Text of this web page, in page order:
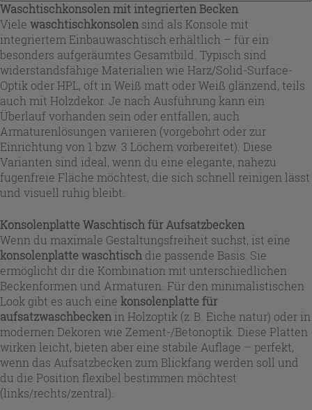
Waschtischkonsolen mit integrierten Becken
Viele waschtischkonsolen sind als Konsole mit
integriertem Einbauwaschtisch erhältlich – für ein
besonders aufgeräumtes Gesamtbild. Typisch sind
widerstandsfähige Materialien wie Harz/Solid-Surface-
Optik oder HPL, oft in Weiß matt oder Weiß glänzend, teils
auch mit Holzdekor. Je nach Ausführung kann ein
Überlauf vorhanden sein oder entfallen; auch
Armaturenlösungen variieren (vorgebohrt oder zur
Einrichtung von 1 bzw. 3 Löchern vorbereitet). Diese
Varianten sind ideal, wenn du eine elegante, nahezu
fugenfreie Fläche möchtest, die sich schnell reinigen lässt
und visuell ruhig bleibt.
Konsolenplatte Waschtisch für Aufsatzbecken
Wenn du maximale Gestaltungsfreiheit suchst, ist eine
konsolenplatte waschtisch die passende Basis: Sie
ermöglicht dir die Kombination mit unterschiedlichen
Beckenformen und Armaturen. Für den minimalistischen
Look gibt es auch eine konsolenplatte für
aufsatzwaschbecken in Holzoptik (z. B. Eiche natur) oder in
modernen Dekoren wie Zement-/Betonoptik. Diese Platten
wirken leicht, bieten aber eine stabile Auflage – perfekt,
wenn das Aufsatzbecken zum Blickfang werden soll und
du die Position flexibel bestimmen möchtest
(links/rechts/zentral).